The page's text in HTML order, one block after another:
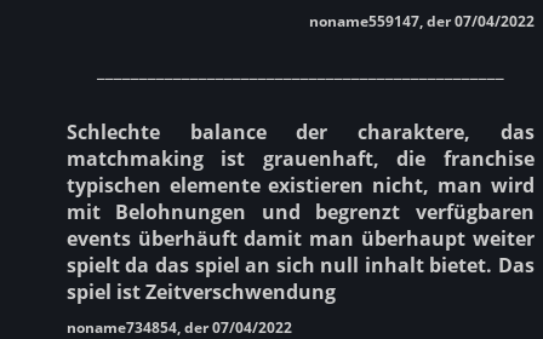
noname559147, der 07/04/2022
Schlechte balance der charaktere, das
matchmaking ist grauenhaft, die franchise
typischen elemente existieren nicht, man wird
mit Belohnungen und begrenzt verfügbaren
events überhäuft damit man überhaupt weiter
spielt da das spiel an sich null inhalt bietet. Das
spiel ist Zeitverschwendung
noname734854, der 07/04/2022